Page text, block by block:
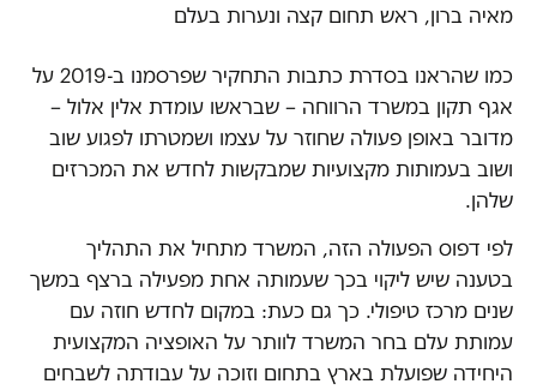
מאיה ברון, ראש תחום קצה ונערות בעלם
כמו שהראנו בסדרת כתבות התחקיר שפרסמנו ב-2019 על
אגף תקון במשרד הרווחה – שבראשו עומדת אלין אלול –
מדובר באופן פעולה שחוזר על עצמו ושמטרתו לפגוע שוב
ושוב בעמותות מקצועיות שמבקשות לחדש את המכרזים
שלהן.
לפי דפוס הפעולה הזה, המשרד מתחיל את התהליך
בטענה שיש ליקוי בכך שעמותה אחת מפעילה ברצף במשך
שנים מרכז טיפולי. כך גם כעת: במקום לחדש חוזה עם
עמותת עלם בחר המשרד לוותר על האופציה המקצועית
היחידה שפועלת בארץ בתחום וזוכה על עבודתה לשבחים